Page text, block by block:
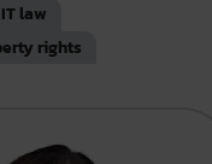
law
rights